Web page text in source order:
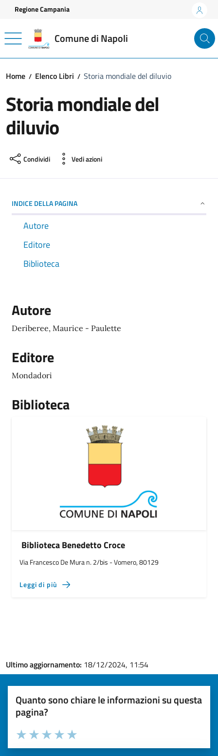
Vai ai contenuti
Vai al footer
Regione Campania
Comune di Napoli
Home Elenco Libri Storia mondiale del diluvio
Storia mondiale del
diluvio
Condividi Vedi azioni
INDICE DELLA PAGINA
Autore
Editore
Biblioteca
Autore
Deriberee, Maurice - Paulette
Editore
Mondadori
Biblioteca
Biblioteca Benedetto Croce
Via Francesco De Mura n. 2/bis - Vomero, 80129
Leggi di più
Ultimo aggiornamento: 18/12/2024, 11:54
Quanto sono chiare le informazioni su questa
pagina?
Valuta la chiarezza delle informazioni (da 1 a 5 stelle)
Seleziona il numero di stelle per valutare la chiarezza delle
Valuta 5 stelle su 5
Valuta 4 stelle su 5
Valuta 3 stelle su 5
Valuta 2 stelle su 5
Valuta 1 stelle su 5